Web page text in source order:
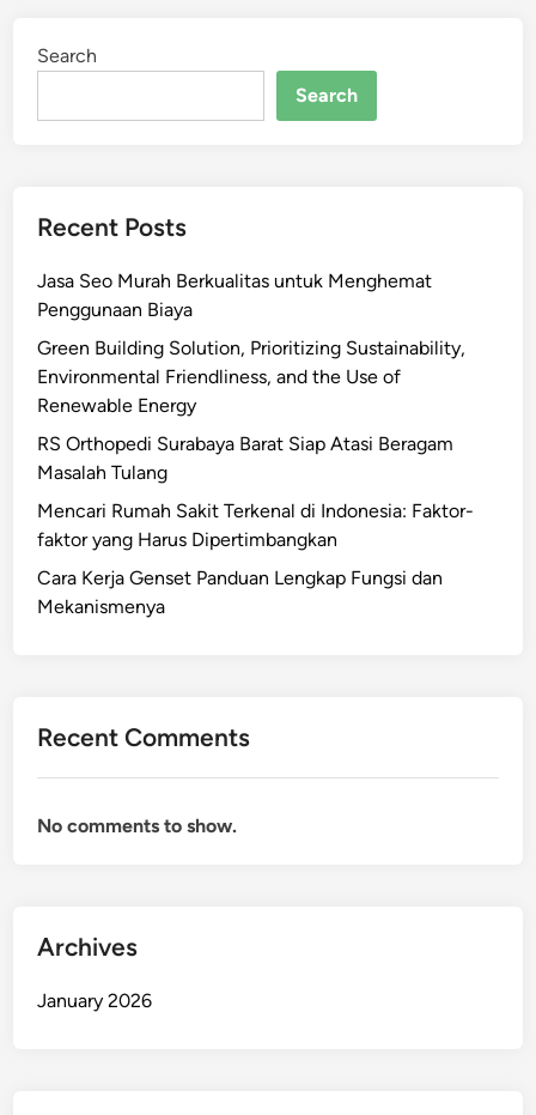
Search
Search
Recent Posts
Jasa Seo Murah Berkualitas untuk Menghemat
Penggunaan Biaya
Green Building Solution, Prioritizing Sustainability,
Environmental Friendliness, and the Use of
Renewable Energy
RS Orthopedi Surabaya Barat Siap Atasi Beragam
Masalah Tulang
Mencari Rumah Sakit Terkenal di Indonesia: Faktor-
faktor yang Harus Dipertimbangkan
Cara Kerja Genset Panduan Lengkap Fungsi dan
Mekanismenya
Recent Comments
No comments to show.
Archives
January 2026